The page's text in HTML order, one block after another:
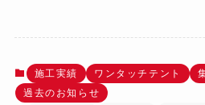
施工実績 ワンタッチテント
過去のお知らせ